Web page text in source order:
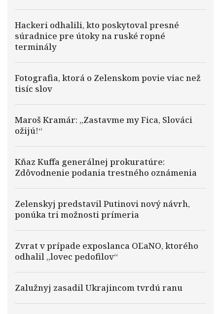
Hackeri odhalili, kto poskytoval presné
súradnice pre útoky na ruské ropné
terminály
Fotografia, ktorá o Zelenskom povie viac než
tisíc slov
Maroš Kramár: „Zastavme my Fica, Slováci
ožijú!“
Kňaz Kuffa generálnej prokuratúre:
Zdôvodnenie podania trestného oznámenia
Zelenskyj predstavil Putinovi nový návrh,
ponúka tri možnosti prímeria
Zvrat v prípade exposlanca OĽaNO, ktorého
odhalil „lovec pedofilov“
Zalužnyj zasadil Ukrajincom tvrdú ranu